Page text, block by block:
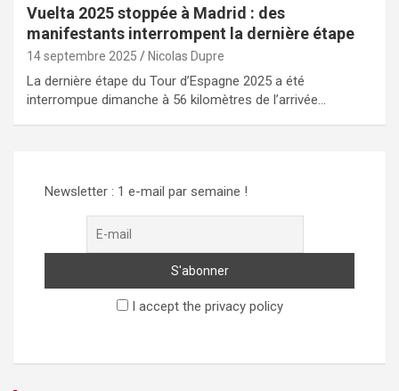
Vuelta 2025 stoppée à Madrid : des
manifestants interrompent la dernière étape
14 septembre 2025 Nicolas Dupre
La dernière étape du Tour d’Espagne 2025 a été
interrompue dimanche à 56 kilomètres de l’arrivée…
Newsletter : 1 e-mail par semaine !
I accept the privacy policy